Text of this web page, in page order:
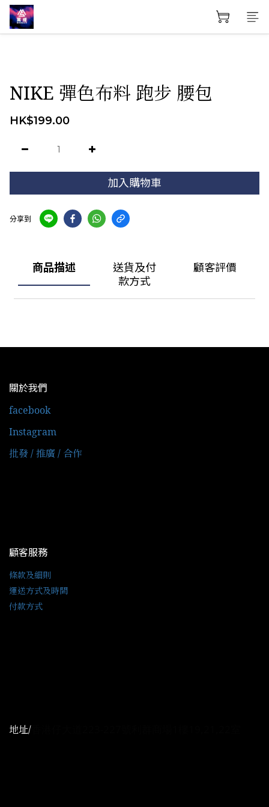
NIKE 彈色布料 跑步 腰包
HK$199.00
加入購物車
分享到
商品描述
送貨及付
款方式
顧客評價
關於我們
facebook
Instagram
批發 / 推廣 / 合作
顧客服務
條款及細則
運送方式及時間
付款方式
地址/